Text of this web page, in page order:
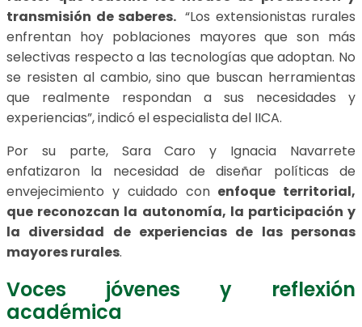
transmisión de saberes. “Los extensionistas rurales
enfrentan hoy poblaciones mayores que son más
selectivas respecto a las tecnologías que adoptan. No
se resisten al cambio, sino que buscan herramientas
que realmente respondan a sus necesidades y
experiencias”, indicó el especialista del IICA.
Por su parte, Sara Caro y Ignacia Navarrete
enfatizaron la necesidad de diseñar políticas de
envejecimiento y cuidado con enfoque territorial,
que reconozcan la autonomía, la participación y
la diversidad de experiencias de las personas
mayores rurales.
Voces jóvenes y reflexión
académica